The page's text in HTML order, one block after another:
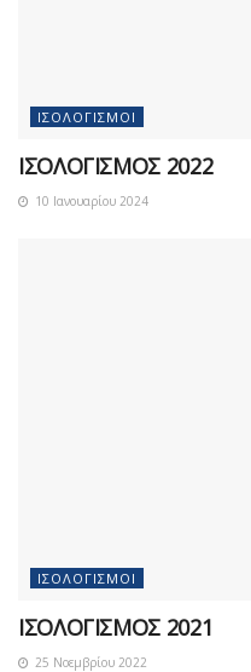
ΙΣΟΛΟΓΙΣΜΟΊ
ΙΣΟΛΟΓΙΣΜΟΣ 2022
10 Ιανουαρίου 2024
ΙΣΟΛΟΓΙΣΜΟΊ
ΙΣΟΛΟΓΙΣΜΟΣ 2021
25 Νοεμβρίου 2022